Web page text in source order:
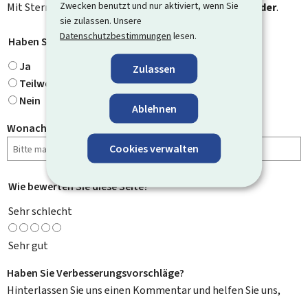
Zwecken benutzt und nur aktiviert, wenn Sie
sie zulassen. Unsere
Datenschutzbestimmungen lesen.
Zulassen
Ablehnen
Cookies verwalten
Mit Stern gekennzeichnete Felder ( * ) sindPflichtfelder.
Haben Sie gefunden, wonach Sie gesucht haben?
Ja
Teilweise
Nein
Wonach haben Sie gesucht?
Wie bewerten Sie diese Seite? *
Sehr schlecht
Sehr gut
Haben Sie Verbesserungsvorschläge?
Hinterlassen Sie uns einen Kommentar und helfen Sie uns,